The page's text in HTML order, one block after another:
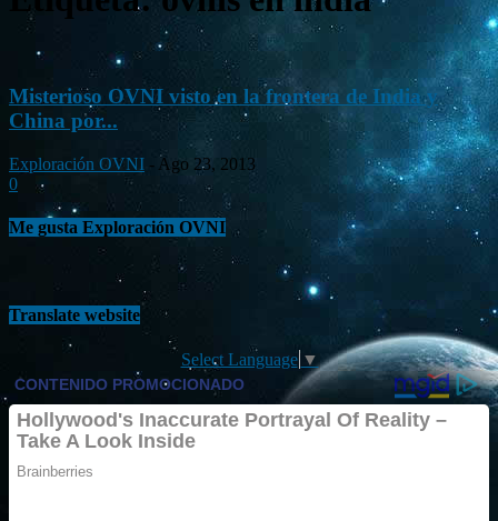
Misterioso OVNI visto en la frontera de India y
China por...
Exploración OVNI - Ago 23, 2013
0
Me gusta Exploración OVNI
Translate website
Select Language ▼